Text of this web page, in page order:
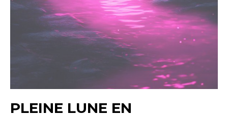
PLEINE LUNE EN